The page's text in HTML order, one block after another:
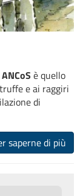
ANCoS è quello
e ai raggiri
di
saperne di più